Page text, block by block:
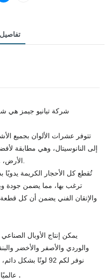
تفاصيل
شركة تيانيو جيمز هي
تتوفر عشرات الألوان بجميع
إلى النانوسيتال، وهي مطابقة
تُقطع كل الأحجار الكريمة
ترغب بها، مما يضمن جودة
والإتقان الفني يضمن أن كل
يمكن إنتاج الأوبال
والوردي والأصفر والأخضر
نوفر لكم 92 لونًا
.